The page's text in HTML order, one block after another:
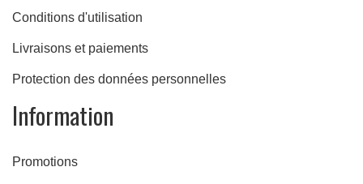
Conditions d'utilisation
Livraisons et paiements
Protection des données personnelles
Information
Promotions